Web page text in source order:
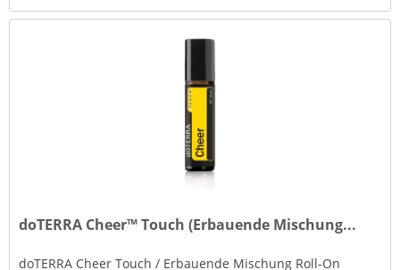
doTERRA Cheer™ Touch (Erbauende Mischung...
doTERRA Cheer Touch / Erbauende Mischung Roll-On